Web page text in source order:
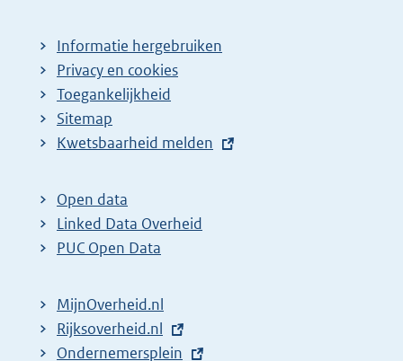
Informatie hergebruiken
Privacy en cookies
Toegankelijkheid
Sitemap
E
t
e
r
l
i
Kwetsbaarheid melden
Open data
Linked Data Overheid
PUC Open Data
MijnOverheid.nl
E
x
Rijksoverheid.nl
E
Ondernemersplein